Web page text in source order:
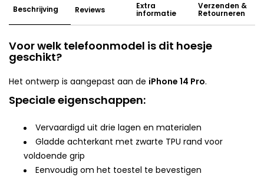
Beschrijving Reviews Extra
informatie
Verzenden &
Retourneren
Voor welk telefoonmodel is dit hoesje
geschikt?
Het ontwerp is aangepast aan de iPhone 14 Pro.
Speciale eigenschappen:
Vervaardigd uit drie lagen en materialen
Gladde achterkant met zwarte TPU rand voor
voldoende grip
Eenvoudig om het toestel te bevestigen